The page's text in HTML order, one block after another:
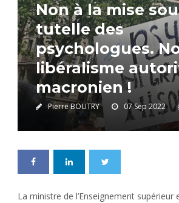
Non à la mise
tutelle des
psychologues.
libéralisme
macronien !
Pierre BOUTRY 07 Sep 2022
La ministre de l’Enseignement supérieur